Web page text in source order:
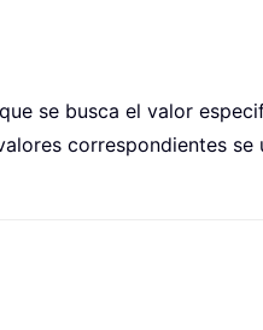
se busca el valor
correspondientes se